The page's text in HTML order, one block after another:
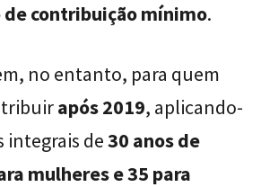
contribuição mínimo.
no entanto, para quem
após 2019, aplicando-
integrais de30 anos de
mulheres e 35 para